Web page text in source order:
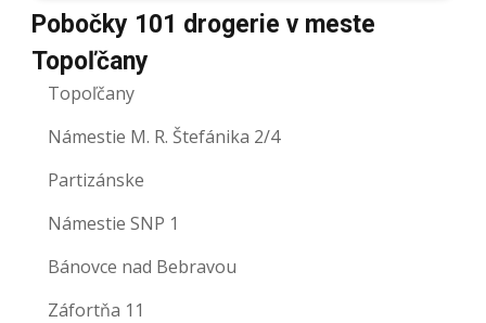
Pobočky 101 drogerie v meste
Topoľčany
Topoľčany
Námestie M. R. Štefánika 2/4
Partizánske
Námestie SNP 1
Bánovce nad Bebravou
Záfortňa 11